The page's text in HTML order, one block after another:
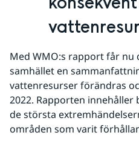
Med WMO:s rapport får nu
samhället en
vattenresurser förändras
2022. Rapporten innehåller
de största
områden som varit